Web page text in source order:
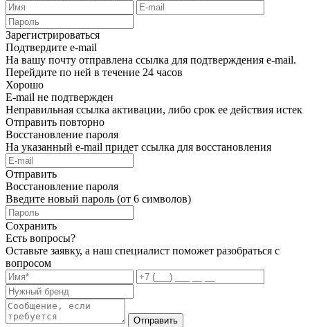
Зарегистрироваться
Подтвердите e-mail
На вашу почту отправлена ссылка для подтверждения e-mail.
Перейдите по ней в течение 24 часов
Хорошо
E-mail не подтвержден
Неправильная ссылка активации, либо срок ее действия истек
Отправить повторно
Восстановление пароля
На указанный e-mail придет ссылка для восстановления
Отправить
Восстановление пароля
Введите новый пароль (от 6 символов)
Сохранить
Есть вопросы?
Оставьте заявку, а наш специалист поможет разобраться с
вопросом
Отправить